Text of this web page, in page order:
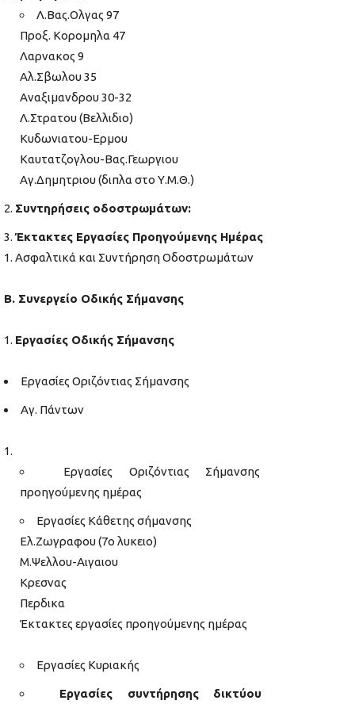
Λ.Βας.Ολγας 97
Προξ. Κορομηλα 47
Λαρνακος 9
Αλ.Σβωλου 35
Αναξιμανδρου 30-32
Λ.Στρατου (Βελλιδιο)
Κυδωνιατου-Ερμου
Καυτατζογλου-Βας.Γεωργιου
Αγ.Δημητριου (διπλα στο Υ.Μ.Θ.)
Συντηρήσεις οδοστρωμάτων:
Έκτακτες Εργασίες Προηγούμενης Ημέρας
Ασφαλτικά και Συντήρηση Οδοστρωμάτων
Β. Συνεργείο Οδικής Σήμανσης
Εργασίες Οδικής Σήμανσης
Εργασίες Οριζόντιας Σήμανσης
Αγ. Πάντων
Εργασίες Οριζόντιας Σήμανσης
προηγούμενης ημέρας
Εργασίες Κάθετης σήμανσης
Ελ.Ζωγραφου (7ο λυκειο)
Μ.Ψελλου-Αιγαιου
Κρεσνας
Περδικα
Έκτακτες εργασίες προηγούμενης ημέρας
Εργασίες Κυριακής
Εργασίες συντήρησης δικτύου